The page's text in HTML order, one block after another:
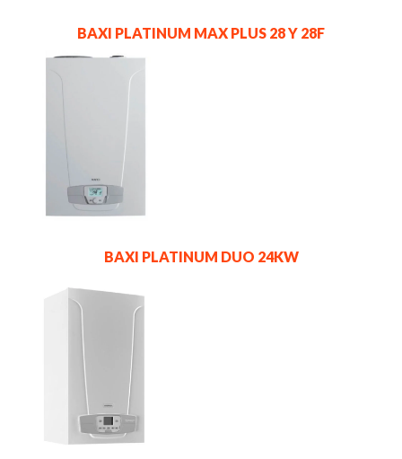
BAXI PLATINUM MAX PLUS 28 Y 28F
BAXI PLATINUM DUO 24KW